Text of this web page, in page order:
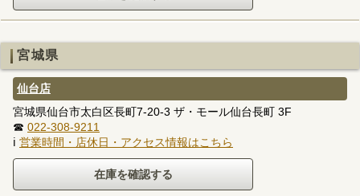
宮城県
仙台店
宮城県仙台市太白区長町7-20-3 ザ・モール仙台長町 3F
☎ 022-308-9211
ℹ 営業時間・店休日・アクセス情報はこちら